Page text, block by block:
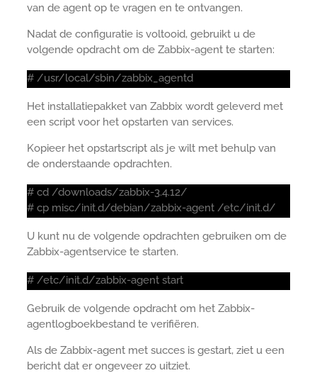
van de agent op te vragen en te ontvangen.
Nadat de configuratie is voltooid, gebruikt u de
volgende opdracht om de Zabbix-agent te starten:
# /usr/local/sbin/zabbix_agentd
Het installatiepakket van Zabbix wordt geleverd met
een script voor het opstarten van services.
Kopieer het opstartscript als je wilt met behulp van
de onderstaande opdrachten.
# cd /downloads/zabbix-3.4.12/
# cp misc/init.d/debian/zabbix-agent /etc/init.d/
U kunt nu de volgende opdrachten gebruiken om de
Zabbix-agentservice te starten.
# /etc/init.d/zabbix-agent start
Gebruik de volgende opdracht om het Zabbix-
agentlogboekbestand te verifiëren.
Als de Zabbix-agent met succes is gestart, ziet u een
bericht dat er ongeveer zo uitziet.